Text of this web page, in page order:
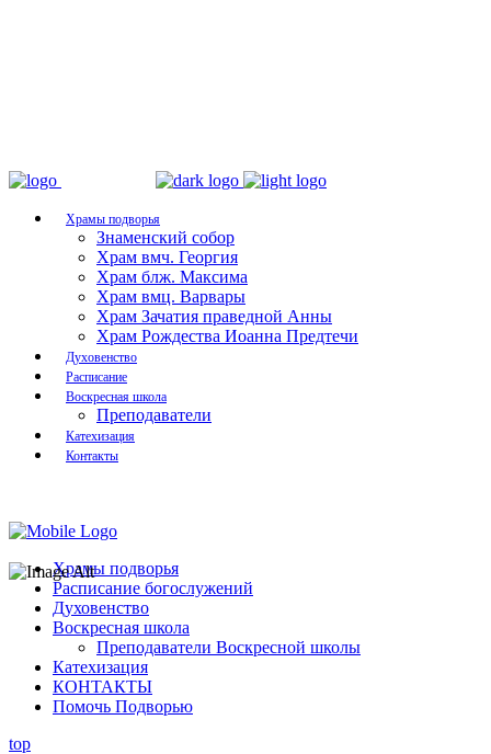
Храмы подворья
Знаменский собор
Храм вмч. Георгия
Храм блж. Максима
Храм вмц. Варвары
Храм Зачатия праведной Анны
Храм Рождества Иоанна Предтечи
Духовенство
Расписание
Воскресная школа
Преподаватели
Катехизация
Контакты
Храмы подворья
Расписание богослужений
Духовенство
Воскресная школа
Преподаватели Воскресной школы
Катехизация
КОНТАКТЫ
Помочь Подворью
top